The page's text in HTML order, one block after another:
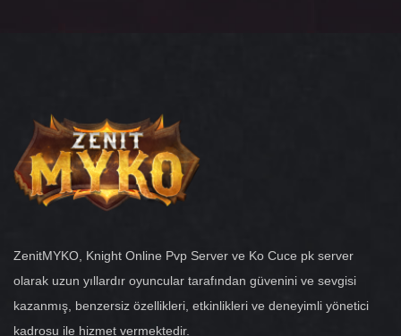
ZenitMYKO, Knight Online Pvp Server ve Ko Cuce pk server
olarak uzun yıllardır oyuncular tarafından güvenini ve sevgisi
kazanmış, benzersiz özellikleri, etkinlikleri ve deneyimli yönetici
kadrosu ile hizmet vermektedir.